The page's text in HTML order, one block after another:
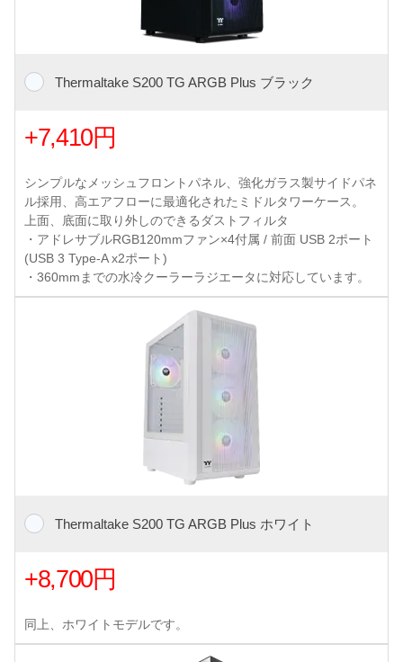
Thermaltake S200 TG ARGB Plus ブラック
+7,410円
シンプルなメッシュフロントパネル、強化ガラス製サイドパネ
ル採用、高エアフローに最適化されたミドルタワーケース。
上面、底面に取り外しのできるダストフィルタ
・アドレサブルRGB120mmファン×4付属 / 前面 USB 2ポート
(USB 3 Type-A x2ポート)
・360mmまでの水冷クーラーラジエータに対応しています。
Thermaltake S200 TG ARGB Plus ホワイト
+8,700円
同上、ホワイトモデルです。